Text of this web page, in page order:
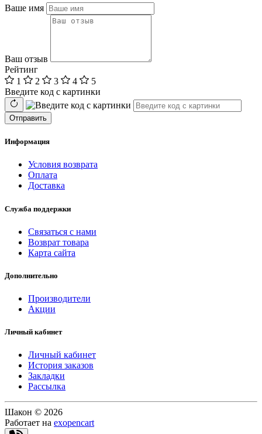
Ваше имя
Ваш отзыв
Рейтинг
1
2 3 4
5
Введите код с картинки
Отправить
Информация
Условия возврата
Оплата
Доставка
Служба поддержки
Связаться с нами
Возврат товара
Карта сайта
Дополнительно
Производители
Акции
Личный кабинет
Личный кабинет
История заказов
Закладки
Рассылка
Шакон © 2026
Работает на exopencart